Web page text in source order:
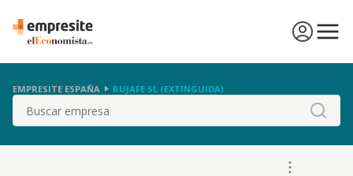
EMPRESITE ESPAÑA RUJAFE SL (EXTINGUIDA)
Buscar